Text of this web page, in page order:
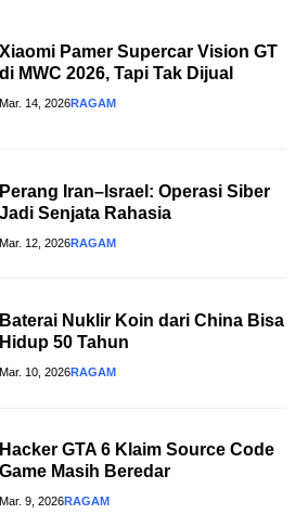
Xiaomi Pamer Supercar Vision GT
di MWC 2026, Tapi Tak Dijual
Mar. 14, 2026RAGAM
Perang Iran–Israel: Operasi Siber
Jadi Senjata Rahasia
Mar. 12, 2026RAGAM
Baterai Nuklir Koin dari China Bisa
Hidup 50 Tahun
Mar. 10, 2026RAGAM
Hacker GTA 6 Klaim Source Code
Game Masih Beredar
Mar. 9, 2026RAGAM